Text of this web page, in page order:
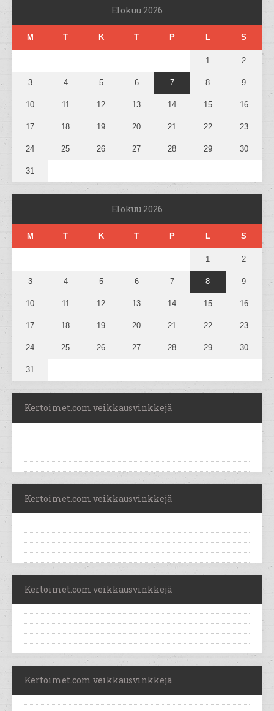
Elokuu 2026
M T K T P L S
1 2
3 4 5 6 7 8 9
10 11 12 13 14 15 16
17 18 19 20 21 22 23
24 25 26 27 28 29 30
31
Elokuu 2026
M T K T P L S
1 2
3 4 5 6 7 8 9
10 11 12 13 14 15 16
17 18 19 20 21 22 23
24 25 26 27 28 29 30
31
Kertoimet.com veikkausvinkkejä
Kertoimet.com veikkausvinkkejä
Kertoimet.com veikkausvinkkejä
Kertoimet.com veikkausvinkkejä